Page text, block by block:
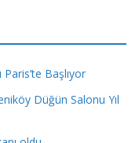
Başlıyor
Düğün Salonu Yıl